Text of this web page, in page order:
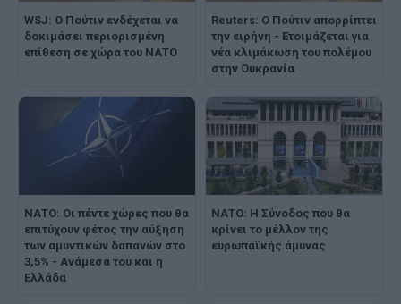
WSJ: Ο Πούτιν ενδέχεται να
δοκιμάσει περιορισμένη
επίθεση σε χώρα του ΝΑΤΟ
Reuters: Ο Πούτιν απορρίπτει
την ειρήνη - Ετοιμάζεται για
νέα κλιμάκωση του πολέμου
στην Ουκρανία
ΝΑΤΟ: Οι πέντε χώρες που θα
επιτύχουν φέτος την αύξηση
των αμυντικών δαπανών στο
3,5% - Ανάμεσα του και η
Ελλάδα
ΝΑΤΟ: Η Σύνοδος που θα
κρίνει το μέλλον της
ευρωπαϊκής άμυνας